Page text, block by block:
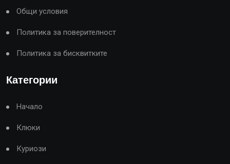
Общи условия
Политика за поверителност
Политика за бисквитките
Категории
Начало
Клюки
Куриози